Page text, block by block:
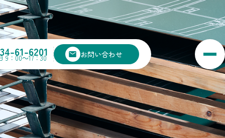
61-6201
9：00～17：30 お問い合わせ